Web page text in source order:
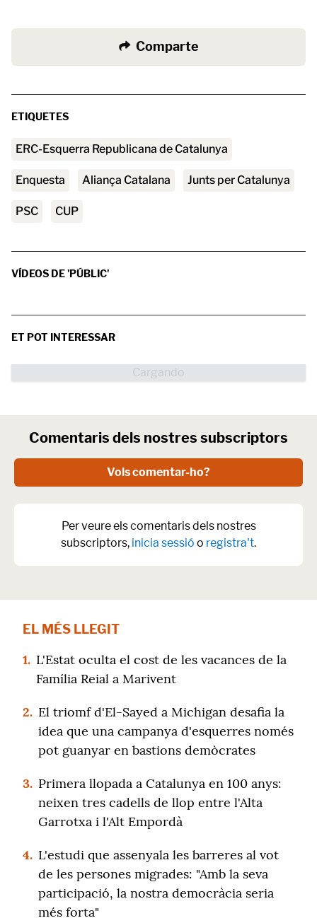
Comparte
ETIQUETES
ERC-Esquerra Republicana de Catalunya
enquesta Aliança Catalana Junts per Catalunya
PSC CUP
VÍDEOS DE 'PÚBLIC'
ET POT INTERESSAR
Comentaris dels nostres subscriptors
Vols comentar-ho?
Per veure els comentaris dels nostres
subscriptors, inicia sessió o registra't.
EL MÉS LLEGIT
1. L'Estat oculta el cost de les vacances de la
Família Reial a Marivent
2. El triomf d'El-Sayed a Michigan desafia la
idea que una campanya d'esquerres només
pot guanyar en bastions demòcrates
3. Primera llopada a Catalunya en 100 anys:
neixen tres cadells de llop entre l'Alta
Garrotxa i l'Alt Empordà
4. L'estudi que assenyala les barreres al vot
de les persones migrades: "Amb la seva
participació, la nostra democràcia seria
més forta"